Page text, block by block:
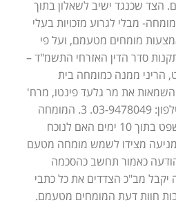
30 יום מהיום. הצד שכנגד ישיב לשאלון בתוך
2. מינוי מומחה- מבלי לגרוע מזכויות בעלי
מומחים מטעמם, ועל פי
בתקנה 143 (3) לתקנות סדר הדין האזרחי התשמ"ד –
הריני ממנה כמומחה בית
את מר גלעד פינטו, מרח'
מלאכי 14, ראשון לציון, בטלפון: 03-9478049. 3. המומחה
מתבקש להודיע לבית המשפט בתוך 10 ימים האם לנוכח
מצידו לשמש מומחה מטעם
כאמור תחשב כהסכמה
4. המומחה יקבל מב"כ הצדדים את כל כתבי
חוות דעת המומחים מטעמם.